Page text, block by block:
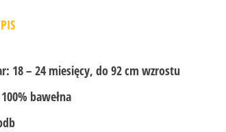
18 – 24 miesięcy, do 92 cm wzrostu
100% bawełna